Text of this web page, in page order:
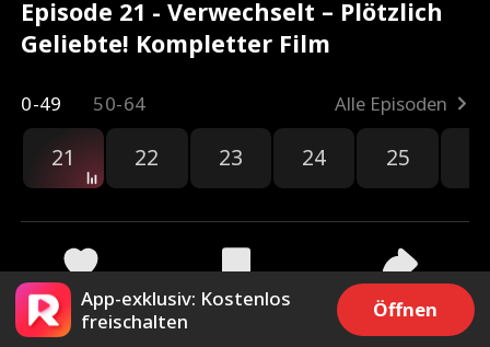
Episode 21 - Verwechselt – Plötzlich
Geliebte! Kompletter Film
0-49 50-64 Alle Episoden
21 22 23 24 25
4k 73.6k Teilen
App-exklusiv: Kostenlos
freischalten
Öffnen